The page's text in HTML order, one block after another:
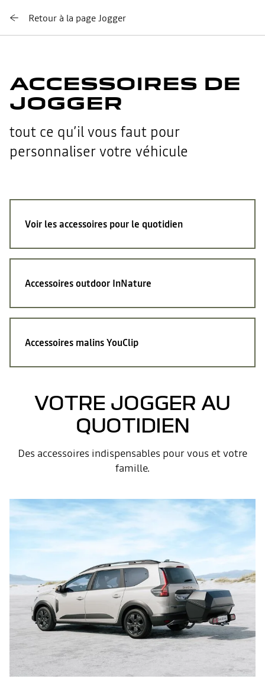
Retour à la page Jogger
ACCESSOIRES DE
JOGGER
tout ce qu’il vous faut pour
personnaliser votre véhicule
Voir les accessoires pour le quotidien
Accessoires outdoor InNature
Accessoires malinsYouClip
VOTRE JOGGER AU
QUOTIDIEN
Des accessoires indispensables pour vous et votre
famille.